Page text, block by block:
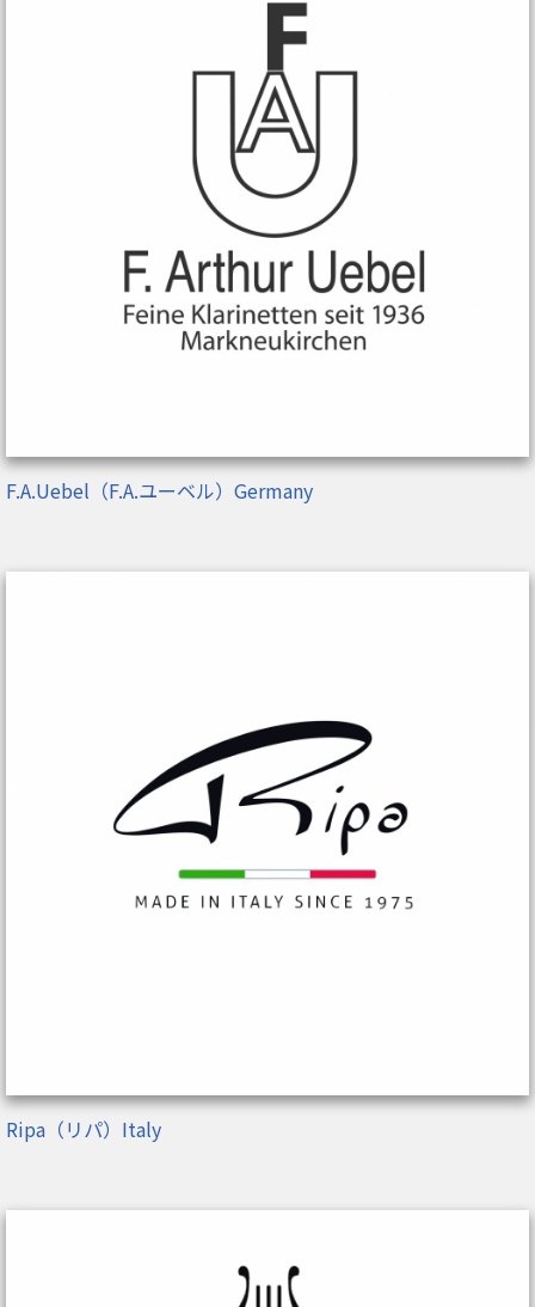
F.A.Uebel（F.A.ユーベル）Germany
Ripa（リパ）Italy